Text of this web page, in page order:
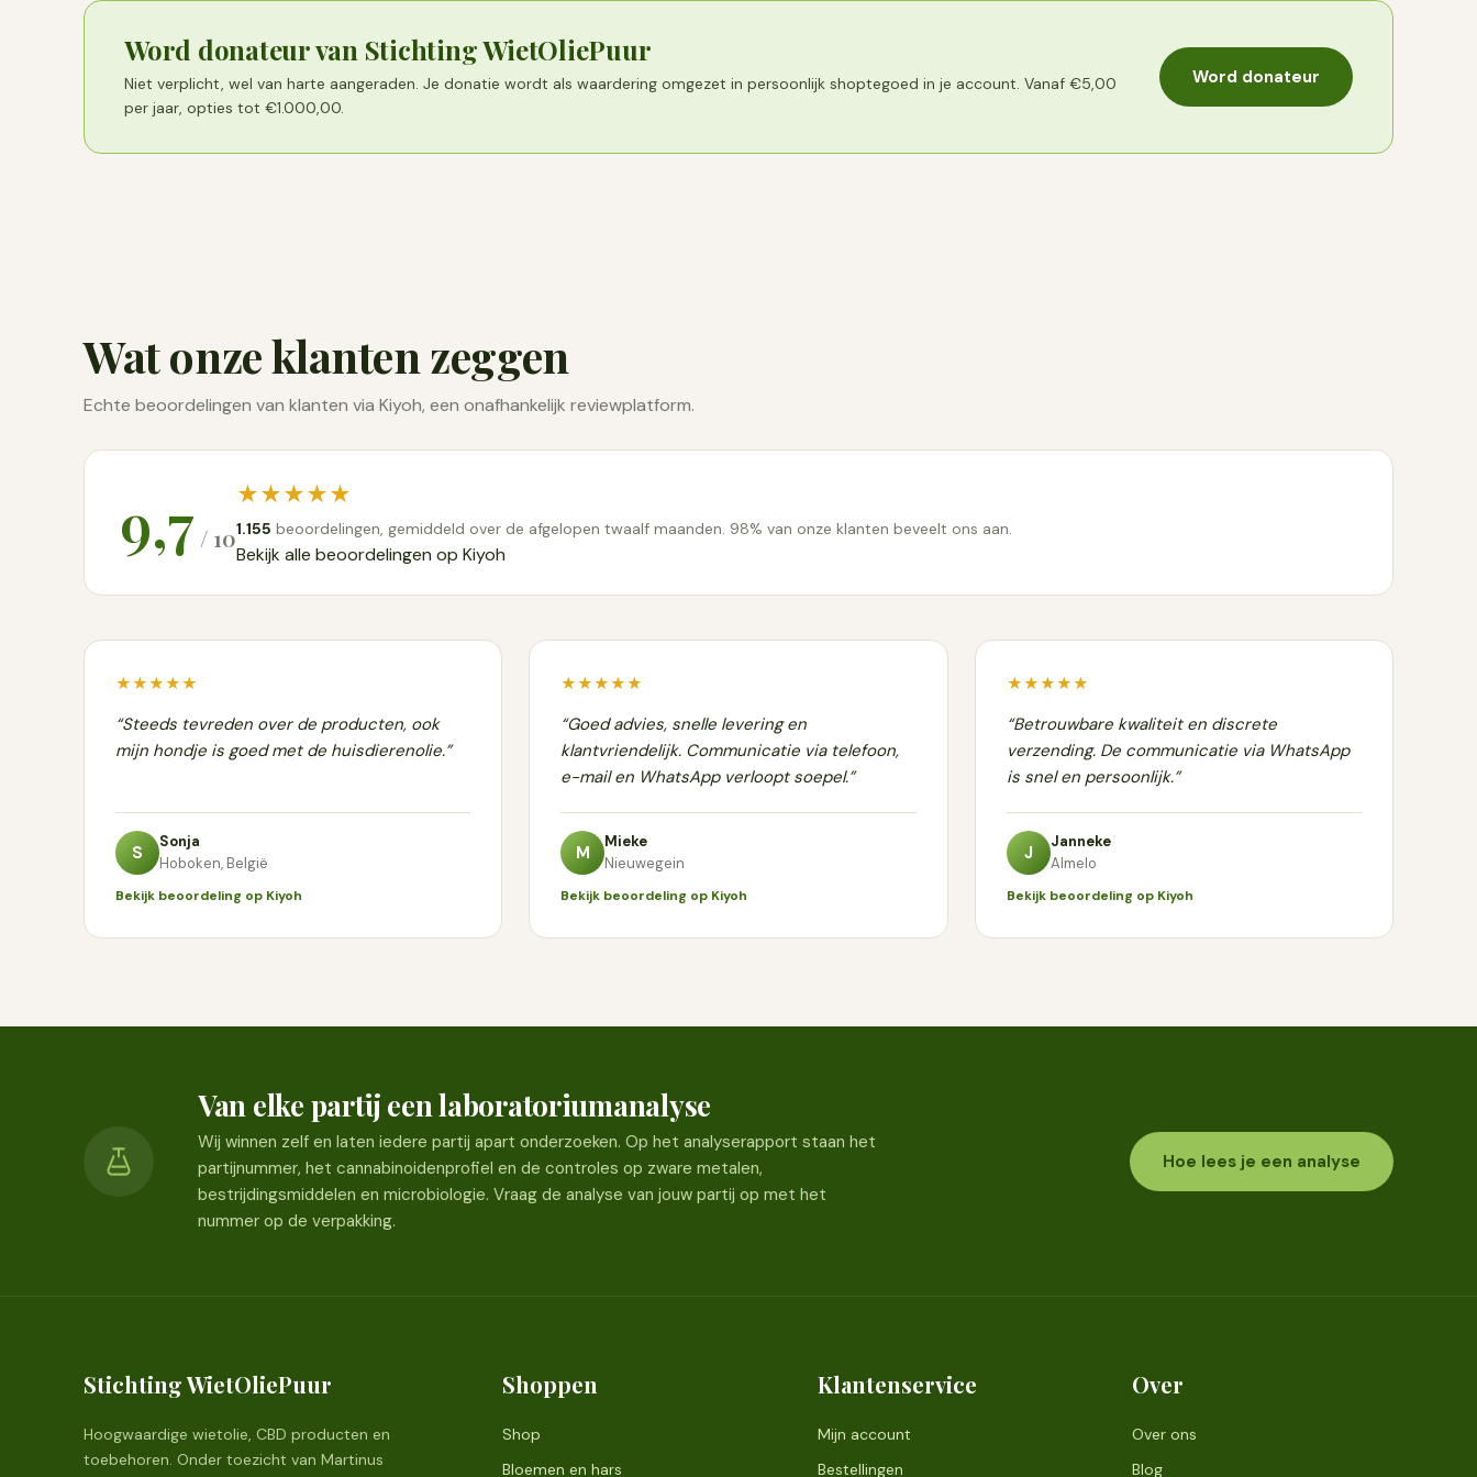
Word donateur van Stichting WietOliePuur
Niet verplicht, wel van harte aangeraden. Je donatie wordt als waardering omgezet in persoonlijk shoptegoed in je account. Vanaf €5,00
per jaar, opties tot €1.000,00.
Word donateur
Wat onze klanten zeggen
Echte beoordelingen van klanten via Kiyoh, een onafhankelijk reviewplatform.
9,7 / 10
★★★★★
1.155 beoordelingen, gemiddeld over de afgelopen twaalf maanden. 98% van onze klanten beveelt ons aan.
Bekijk alle beoordelingen op Kiyoh
★★★★★
“Steeds tevreden over de producten, ook
mijn hondje is goed met de huisdierenolie.”
S
Sonja
Hoboken, België
Bekijk beoordeling op Kiyoh
★★★★★
“Goed advies, snelle levering en
klantvriendelijk. Communicatie via telefoon,
e-mail en WhatsApp verloopt soepel.”
M
Mieke
Nieuwegein
Bekijk beoordeling op Kiyoh
★★★★★
“Betrouwbare kwaliteit en discrete
verzending. De communicatie via WhatsApp
is snel en persoonlijk.”
J
Janneke
Almelo
Bekijk beoordeling op Kiyoh
Van elke partij een laboratoriumanalyse
Wij winnen zelf en laten iedere partij apart onderzoeken. Op het analyserapport staan het
partijnummer, het cannabinoidenprofiel en de controles op zware metalen,
bestrijdingsmiddelen en microbiologie. Vraag de analyse van jouw partij op met het
nummer op de verpakking.
Hoe lees je een analyse
Stichting WietOliePuur
Hoogwaardige wietolie, CBD producten en
toebehoren. Onder toezicht van Martinus
Shoppen
Shop
Bloemen en hars
Klantenservice
Mijn account
Bestellingen
Over
Over ons
Blog